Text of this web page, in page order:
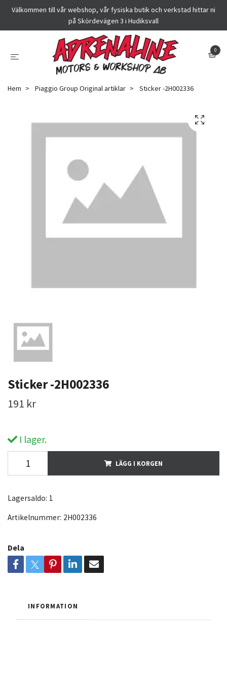
Välkommen till vår webshop, vår fysiska butik och verkstad hittar ni
på Skördevägen 3 i Hudiksvall
0
Hem Piaggio Group Original artiklar Sticker -2H002336
Sticker -2H002336
191 kr
I lager.
LÄGG I KORGEN
Lagersaldo: 1
Artikelnummer: 2H002336
Dela
INFORMATION